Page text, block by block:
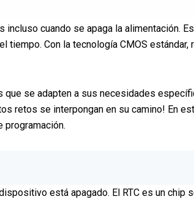
cuando se apaga la alimentación.
Con la tecnología CMOS
se adapten a sus necesidades
retos se interpongan en su camino! En
está apagado. El RTC es un chip